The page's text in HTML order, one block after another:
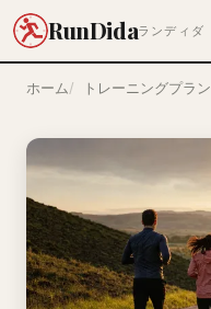
RunDidaランディダ
ホーム トレーニングプラン